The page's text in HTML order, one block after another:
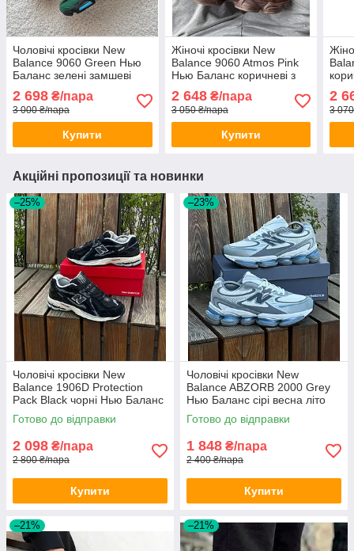
Чоловічі кросівки New
Balance 9060 Green Нью
Баланс зелені замшеві
2 698 ₴/пара
3 000 ₴/пара
Купити
Жіночі кросівки New
Balance 9060 Atmos Pink
Нью Баланс коричневі з
замшеві весна літо осінь
2 648₴/пара
3 050 ₴/пара
Купити
літо
2
3
Акційні пропозиції та новинки
–25%
Чоловічі кросівки New
Balance 1906D Protection
Pack Black чорні Нью Баланс
замшеві весна літо
демісезонні
Готово до відправки
2 098 ₴/пара
2 800 ₴/пара
Купити
–23%
Чоловічі кросівки New
Balance ABZORB 2000 Grey
Нью Баланс сірі весна літо
Готово до відправки
1 848 ₴/пара
2 400 ₴/пара
Купити
–21% –21%